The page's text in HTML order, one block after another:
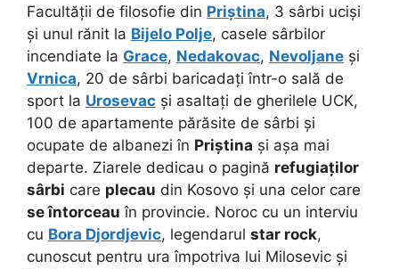
Facultății de filosofie din Priștina, 3 sârbi uciși
și unul rănit la Bijelo Polje, casele sârbilor
incendiate la Grace, Nedakovac, Nevoljane și
Vrnica, 20 de sârbi baricadați într-o sală de
sport la Urosevac și asaltați de gherilele UCK,
100 de apartamente părăsite de sârbi și
ocupate de albanezi în Priștina și așa mai
departe. Ziarele dedicau o pagină refugiaților
sârbi care plecau din Kosovo și una celor care
se întorceau în provincie. Noroc cu un interviu
cu Bora Djordjevic, legendarul star rock,
cunoscut pentru ura împotriva lui Milosevic și